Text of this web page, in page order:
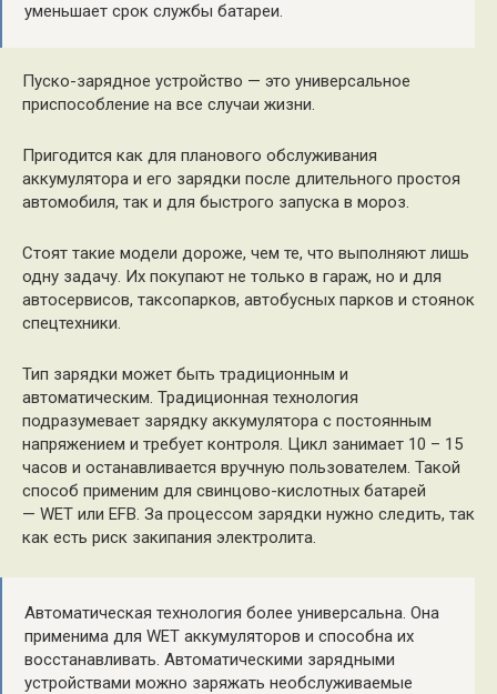
уменьшает срок службы батареи.
Пуско-зарядное устройство — это универсальное
приспособление на все случаи жизни.
Пригодится как для планового обслуживания
аккумулятора и его зарядки после длительного простоя
автомобиля, так и для быстрого запуска в мороз.
Стоят такие модели дороже, чем те, что выполняют лишь
одну задачу. Их покупают не только в гараж, но и для
автосервисов, таксопарков, автобусных парков и стоянок
спецтехники.
Тип зарядки может быть традиционным и
автоматическим. Традиционная технология
подразумевает зарядку аккумулятора с постоянным
напряжением и требует контроля. Цикл занимает 10 – 15
часов и останавливается вручную пользователем. Такой
способ применим для свинцово-кислотных батарей
— WET или EFB. За процессом зарядки нужно следить, так
как есть риск закипания электролита.
Автоматическая технология более универсальна. Она
применима для WET аккумуляторов и способна их
восстанавливать. Автоматическими зарядными
устройствами можно заряжать необслуживаемые